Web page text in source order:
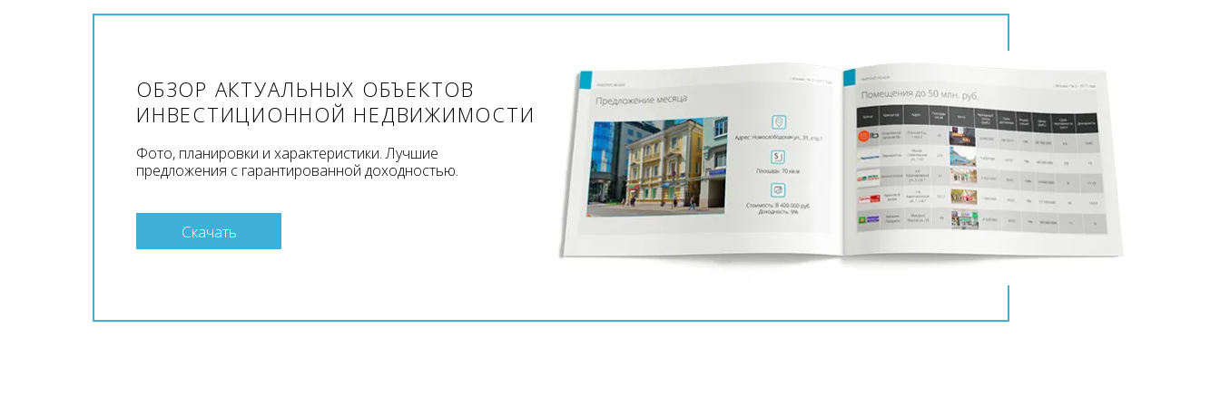
ОБЗОР АКТУАЛЬНЫХ ОБЪЕКТОВ
ИНВЕСТИЦИОННОЙ НЕДВИЖИМОСТИ
Фото, планировки и характеристики. Лучшие
предложения с гарантированной доходностью.
Скачать